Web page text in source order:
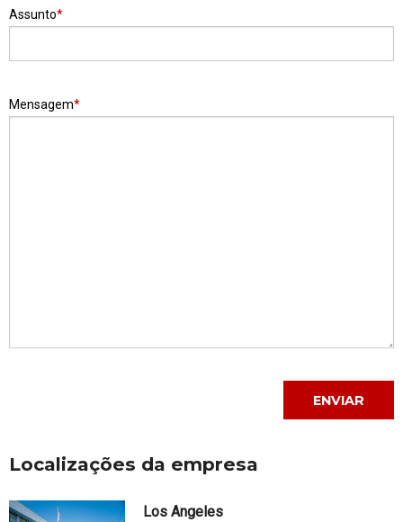
Assunto
Mensagem
Localizações da empresa
Los Angeles